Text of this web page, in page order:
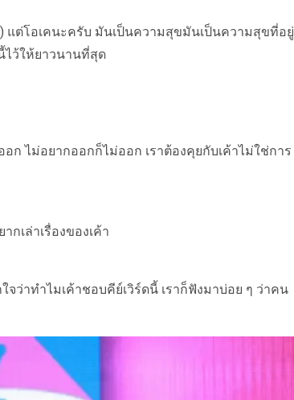
แต่โอเคนะครับ มันเป็นความสุขมันเป็นความสุขที่อยู่
ไว้ให้ยาวนานที่สุด
ก ไม่อยากออกก็ไม่ออก เราต้องคุยกับเค้าไม่ใช่การ
กเล่าเรื่องของเค้า
ว่าทำไมเค้าชอบคีย์เวิร์ดนี้ เราก็ฟังมาบ่อย ๆ ว่าคน